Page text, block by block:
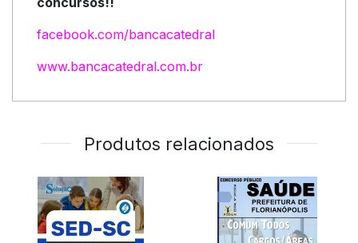
facebook.com/bancacatedral
www.bancacatedral.com.br
Produtos relacionados